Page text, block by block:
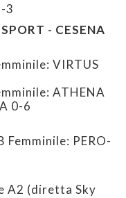
3
- CESENA
VIRTUS
ATHENA
0-6
Femminile: PERO-
A2 (diretta Sky